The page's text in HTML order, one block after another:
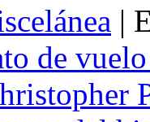
|
de